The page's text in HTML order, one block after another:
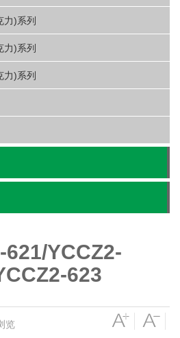
力)系列
力)系列
力)系列
621/YCCZ2-
623
览